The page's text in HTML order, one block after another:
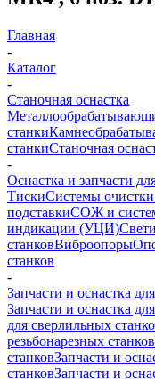
Главная
-
Каталог
-
Станочная оснастка
станки
станкиСтаночная
-
Оснастка и запчасти
ТискиСистемы очистки
подставкиСОЖ и
индикации (УЦИ)
станковВиброопоры
станков
-
Запчасти и оснастка
Запчасти и оснастка
для сверлильных
резьбонарезных станков
станковЗапчасти и
станковЗапчасти и